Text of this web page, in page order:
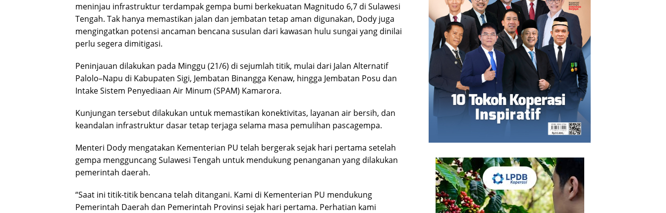
meninjau infrastruktur terdampak gempa bumi berkekuatan Magnitudo 6,7 di Sulawesi
Tengah. Tak hanya memastikan jalan dan jembatan tetap aman digunakan, Dody juga
mengingatkan potensi ancaman bencana susulan dari kawasan hulu sungai yang dinilai
perlu segera dimitigasi.
Peninjauan dilakukan pada Minggu (21/6) di sejumlah titik, mulai dari Jalan Alternatif
Palolo–Napu di Kabupaten Sigi, Jembatan Binangga Kenaw, hingga Jembatan Posu dan
Intake Sistem Penyediaan Air Minum (SPAM) Kamarora.
Kunjungan tersebut dilakukan untuk memastikan konektivitas, layanan air bersih, dan
keandalan infrastruktur dasar tetap terjaga selama masa pemulihan pascagempa.
Menteri Dody mengatakan Kementerian PU telah bergerak sejak hari pertama setelah
gempa mengguncang Sulawesi Tengah untuk mendukung penanganan yang dilakukan
pemerintah daerah.
“Saat ini titik-titik bencana telah ditangani. Kami di Kementerian PU mendukung
Pemerintah Daerah dan Pemerintah Provinsi sejak hari pertama. Perhatian kami